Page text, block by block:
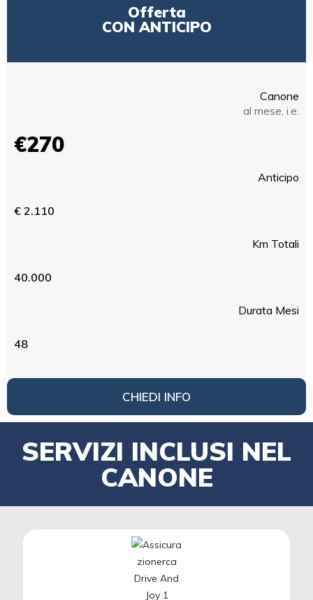
Offerta
CON ANTICIPO
Canone
al mese, i.e.
€270
Anticipo
€ 2.110
Km Totali
40.000
Durata Mesi
48
CHIEDI INFO
SERVIZI INCLUSI NEL
CANONE